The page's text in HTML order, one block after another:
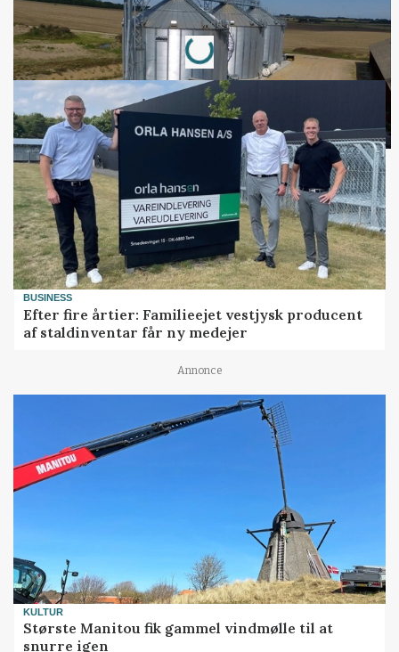
Annonce
Loading...
BUSINESS
Efter fire årtier: Familieejet vestjysk producent
af staldinventar får ny medejer
Annonce
KULTUR
Største Manitou fik gammel vindmølle til at
snurre igen